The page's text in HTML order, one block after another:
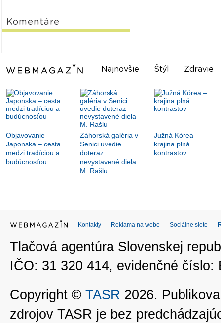
Komentáre
Najnovšie Štýl Zdravie
Objavovanie
Japonska – cesta
medzi tradíciou a
budúcnosťou
Záhorská galéria v
Senici uvedie
doteraz
nevystavené diela
M. Rašlu
Južná Kórea –
krajina plná
kontrastov
Kontakty Reklama na webe Sociálne siete
Tlačová agentúra Slovenskej
IČO: 31 320 414, evidenčné číslo:
Copyright © TASR 2026.
zdrojov TASR je bez